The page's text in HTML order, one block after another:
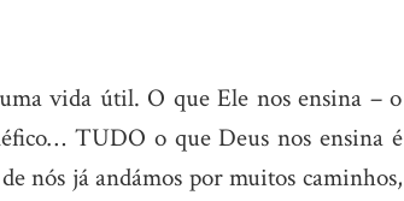
vida útil. O que Ele nos ensina – o
TUDO o que Deus nos ensina é
nós já andámos por muitos caminhos,